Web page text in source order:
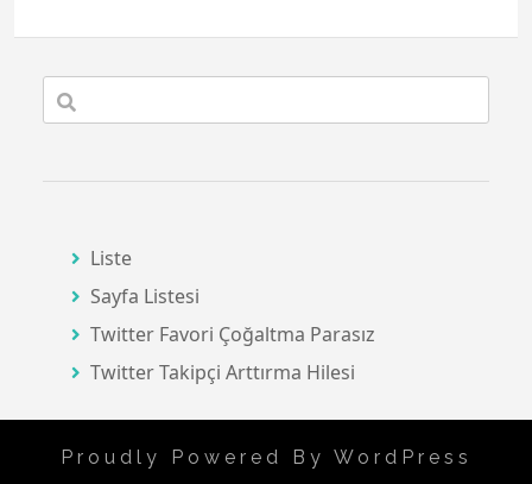
Liste
Sayfa Listesi
Twitter Favori Çoğaltma Parasız
Twitter Takipçi Arttırma Hilesi
Proudly Powered By WordPress